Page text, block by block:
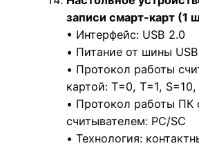
записи смарт-карт (1
• Интерфейс: USB 2.0
• Питание от шины USB
• Протокол работы
картой: T=0, T=1, S=10,
• Протокол работы ПК
считывателем: PC/SC
• Технология: